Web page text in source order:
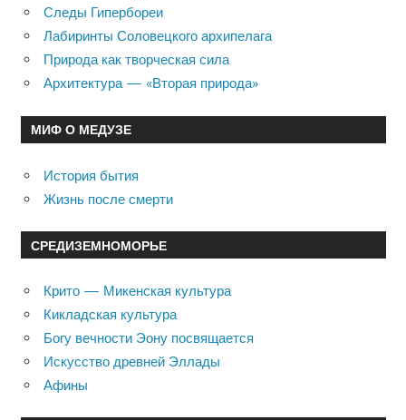
Следы Гипербореи
Лабиринты Соловецкого архипелага
Природа как творческая сила
Архитектура — «Вторая природа»
МИФ О МЕДУЗЕ
История бытия
Жизнь после смерти
СРЕДИЗЕМНОМОРЬЕ
Крито — Микенская культура
Кикладская культура
Богу вечности Эону посвящается
Искусство древней Эллады
Афины